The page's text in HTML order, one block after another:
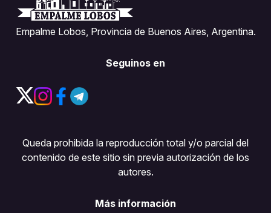
Empalme Lobos, Provincia de Buenos Aires, Argentina.
Seguinos en
Queda prohibida la reproducción total y/o parcial del
contenido de este sitio sin previa autorización de los
autores.
Más información